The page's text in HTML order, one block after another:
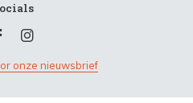
onze nieuwsbrief